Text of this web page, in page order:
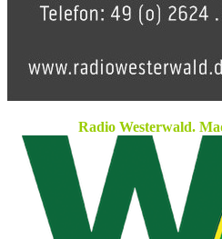
Radio Westerwald.